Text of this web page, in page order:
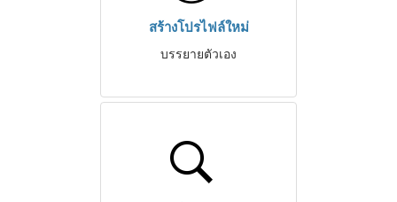
สร้างโปรไฟล์ใหม่
บรรยายตัวเอง